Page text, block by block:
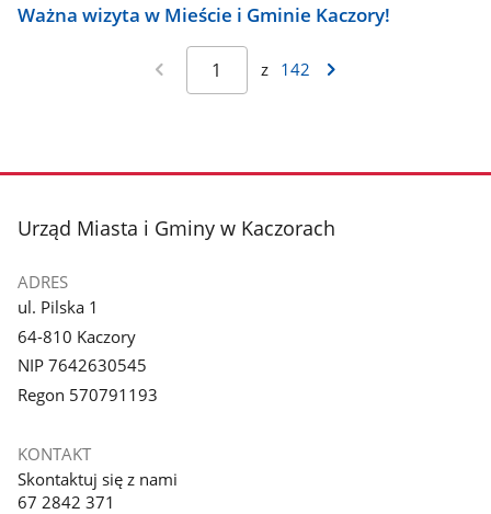
Ważna wizyta w Mieście i Gminie Kaczory!
z 142
stopka
Urząd Miasta i Gminy w Kaczorach
ADRES
ul. Pilska 1
64-810 Kaczory
NIP 7642630545
Regon 570791193
KONTAKT
Skontaktuj się z nami
67 2842 371